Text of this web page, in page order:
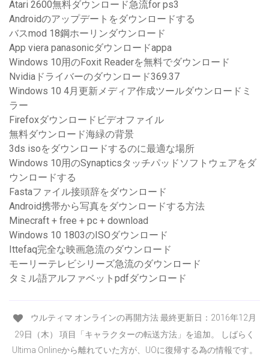
Atari 2600無料ダウンロード急流for ps3
Androidのアップデートをダウンロードする
バスmod 18鋼ホーリンダウンロード
App viera panasonicダウンロードappa
Windows 10用のFoxit Readerを無料でダウンロード
Nvidiaドライバーのダウンロード369.37
Windows 10 4月更新メディア作成ツールダウンロードミ
ラー
Firefoxダウンロードビデオファイル
無料ダウンロード海緑の背景
3ds isoをダウンロードするのに最適な場所
Windows 10用のSynapticsタッチパッドソフトウェアをダ
ウンロードする
Fastaファイル接頭辞をダウンロード
Android携帯から写真をダウンロードする方法
Minecraft + free + pc + download
Windows 10 1803のISOダウンロード
Ittefaq完全な映画急流のダウンロード
モーリーテレビシリーズ急流のダウンロード
タミル語アルファベットpdfダウンロード
ウルティマ オンラインの再開方法 最終更新日：2016年12月
29日（木） 項目「キャラクターの転送方法」を追加。 しばらく
Ultima Onlineから離れていた方が、UOに復帰する為の情報です。